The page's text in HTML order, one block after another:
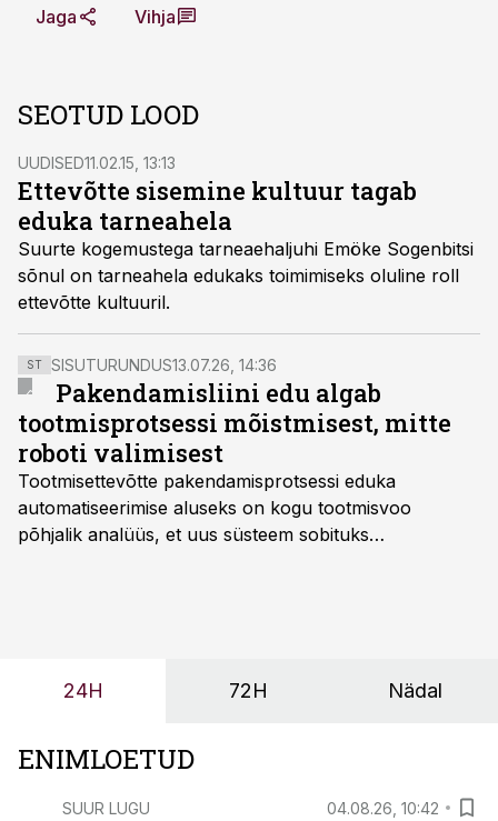
Jaga Vihja
SEOTUD LOOD
UUDISED11.02.15, 13:13
Ettevõtte sisemine kultuur tagab
eduka tarneahela
Suurte kogemustega tarneaehaljuhi Emöke Sogenbitsi
sõnul on tarneahela edukaks toimimiseks oluline roll
ettevõtte kultuuril.
ST SISUTURUNDUS13.07.26, 14:36
Pakendamisliini edu algab
tootmisprotsessi mõistmisest, mitte
roboti valimisest
Tootmisettevõtte pakendamisprotsessi eduka
automatiseerimise aluseks on kogu tootmisvoo
põhjalik analüüs, et uus süsteem sobituks
OÜ tegevjuht Sander Mitendorf.
24H 72H Nädal
ENIMLOETUD
SUUR LUGU 04.08.26, 10:42